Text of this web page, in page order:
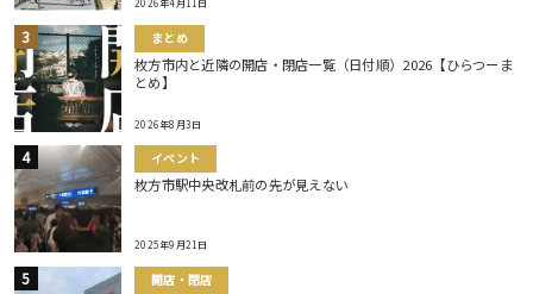
2026年4月11日
まとめ
枚方市内と近隣の開店・閉店一覧（日付順）2026【ひらつーま
とめ】
2026年8月3日
イベント
枚方市駅中央改札前の先が見えない
2025年9月21日
開店・閉店